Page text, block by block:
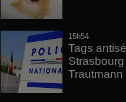
15h54
Tags
Trautmann